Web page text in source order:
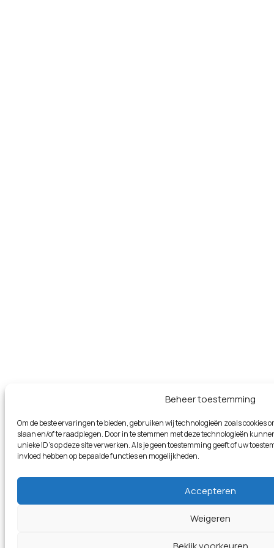
Beheer toestemming
Om de beste ervaringen te bieden, gebruiken wij technologieën zoals cookies
slaan en/of te raadplegen. Door in te stemmen met deze technologieën
unieke ID's op deze site verwerken. Als je geen toestemming geeft of uw
invloed hebben op bepaalde functies en mogelijkheden.
Accepteren
Weigeren